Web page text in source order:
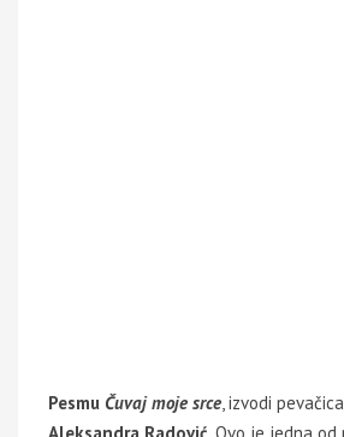
Pesmu Čuvaj moje srce, izvodi